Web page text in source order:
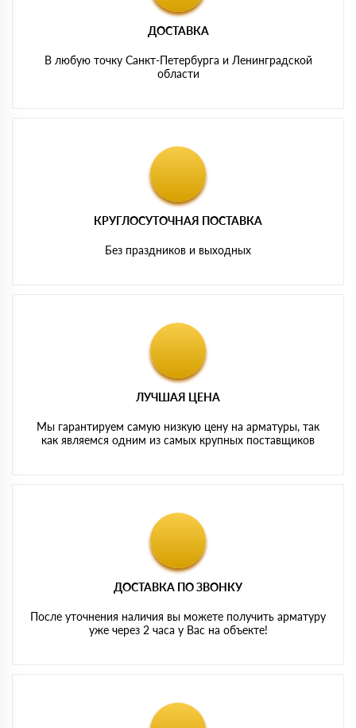
ДОСТАВКА
В любую точку Санкт-Петербурга и Ленинградской
области
КРУГЛОСУТОЧНАЯ ПОСТАВКА
Без праздников и выходных
ЛУЧШАЯ ЦЕНА
Мы гарантируем самую низкую цену на арматуры, так
как являемся одним из самых крупных поставщиков
ДОСТАВКА ПО ЗВОНКУ
После уточнения наличия вы можете получить арматуру
уже через 2 часа у Вас на объекте!